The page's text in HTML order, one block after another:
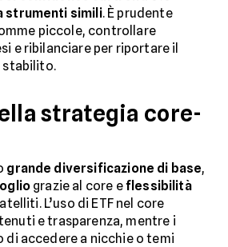
strumenti simili. È prudente
piccole, controllare
e ribilanciare per riportare il
stabilito.
strategia core-
grande diversificazione di base,
grazie al core eflessibilità
L’uso di ETF nel core
e trasparenza, mentre i
accedere a nicchie o temi